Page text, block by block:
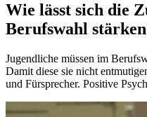
Wie lässt sich die
Berufswahl
Jugendliche müssen im
Damit diese sie nicht
und Fürsprecher. Positive